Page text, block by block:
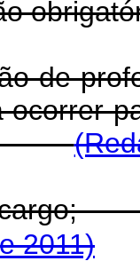
de
2011)